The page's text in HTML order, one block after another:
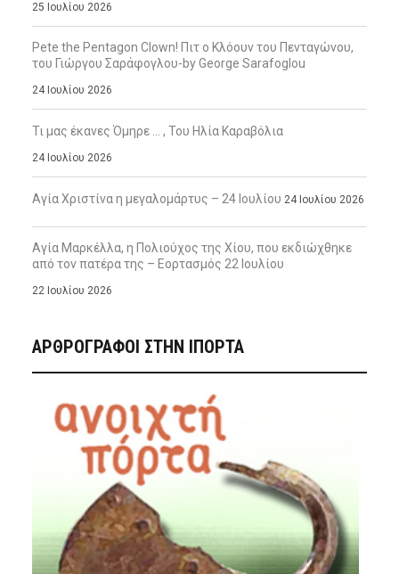
25 Ιουλίου 2026
Pete the Pentagon Clown! Πιτ ο Κλόουν του Πενταγώνου,
του Γιώργου Σαράφογλου-by George Sarafoglou
24 Ιουλίου 2026
Τι μας έκανες Όμηρε … , Του Ηλία Καραβόλια
24 Ιουλίου 2026
Αγία Χριστίνα η μεγαλομάρτυς – 24 Ιουλίου 24 Ιουλίου 2026
Αγία Μαρκέλλα, η Πολιούχος της Χίου, που εκδιώχθηκε
από τον πατέρα της – Εορτασμός 22 Ιουλίου
22 Ιουλίου 2026
ΑΡΘΡΟΓΡΑΦΟΙ ΣΤΗΝ IΠΟΡΤΑ